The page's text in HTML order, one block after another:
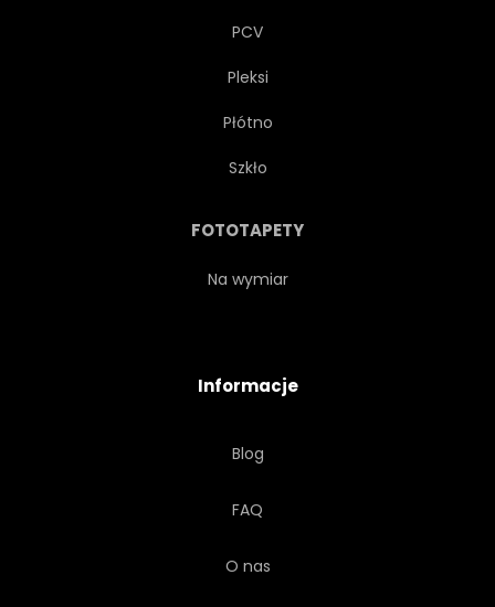
KOŚCI SŁONIOWEJ
FOTOGRAFIA
PCV
Pleksi
Płótno
Szkło
FOTOTAPETY
Na wymiar
Informacje
Blog
FAQ
O nas